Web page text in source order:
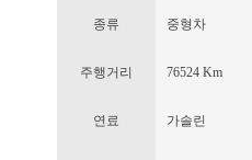
종류 중형차
주행거리 76524 Km
연료 가솔린